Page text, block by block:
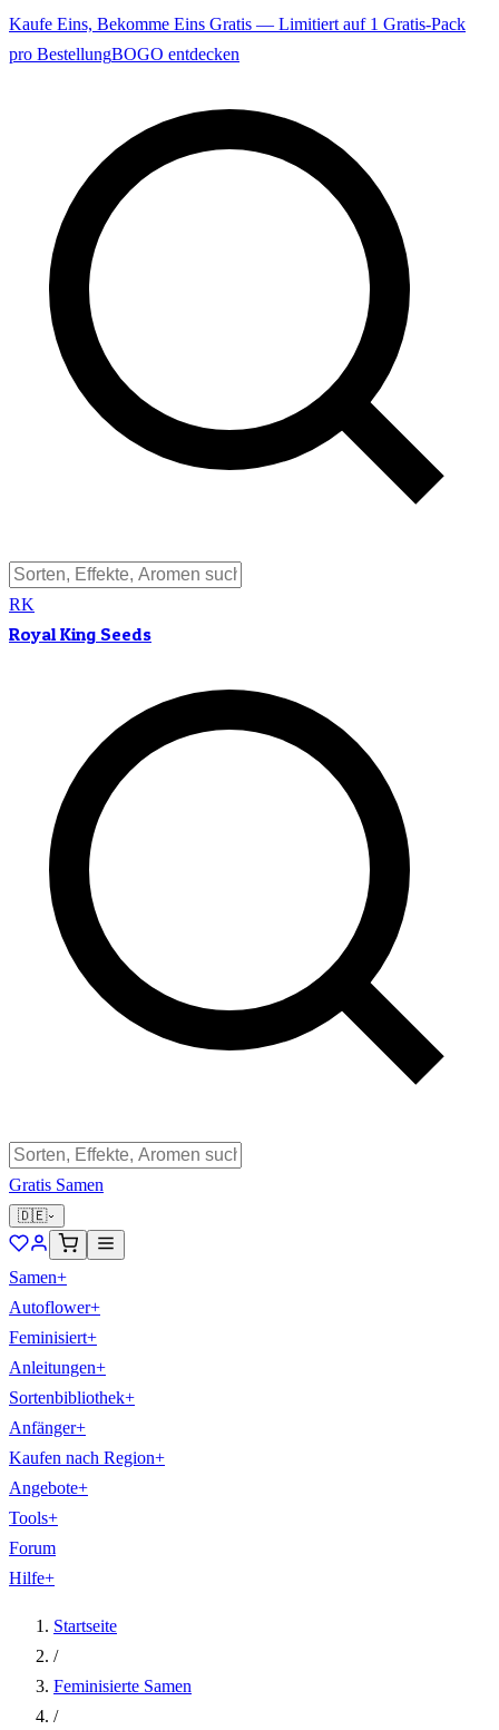
Kaufe Eins, Bekomme Eins Gratis — Limitiert auf 1 Gratis-Pack
pro BestellungBOGO entdecken
RK
Royal King Seeds
Gratis Samen
🇩🇪
Samen+
Autoflower+
Feminisiert+
Anleitungen+
Sortenbibliothek+
Anfänger+
Kaufen nach Region+
Angebote+
Tools+
Forum
Hilfe+
Startseite
/
Feminisierte Samen
/